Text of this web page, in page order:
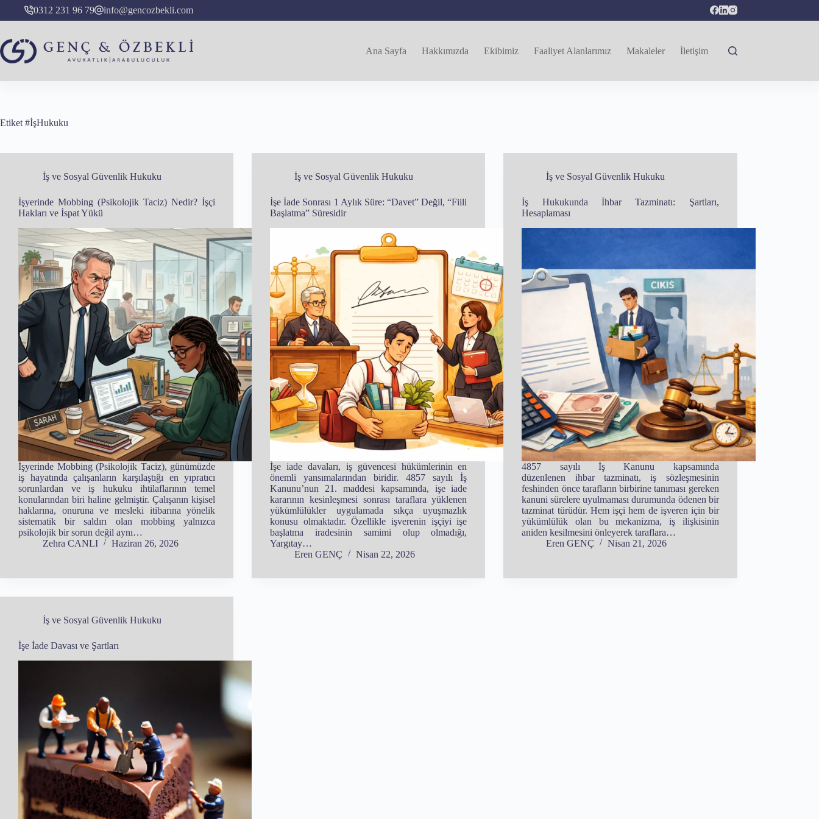
0312 231 96 79 info@gencozbekli.com
Ana Sayfa Hakkımızda Ekibimiz Faaliyet Alanlarımız Makaleler İletişim
Etiket #İşHukuku
İş ve Sosyal Güvenlik Hukuku
İşyerinde Mobbing (Psikolojik Taciz) Nedir? İşçi
Hakları ve İspat Yükü
İşyerinde Mobbing (Psikolojik Taciz), günümüzde
iş hayatında çalışanların karşılaştığı en yıpratıcı
sorunlardan ve iş hukuku ihtilaflarının temel
konularından biri haline gelmiştir. Çalışanın kişisel
haklarına, onuruna ve mesleki itibarına yönelik
sistematik bir saldırı olan mobbing yalnızca
psikolojik bir sorun değil aynı…
Zehra CANLI
Haziran 26, 2026
İş ve Sosyal Güvenlik Hukuku
İşe İade Sonrası 1 Aylık Süre: “Davet” Değil, “Fiili
Başlatma” Süresidir
İşe iade davaları, iş güvencesi hükümlerinin en
önemli yansımalarından biridir. 4857 sayılı İş
Kanunu’nun 21. maddesi kapsamında, işe iade
kararının kesinleşmesi sonrası taraflara yüklenen
yükümlülükler uygulamada sıkça uyuşmazlık
konusu olmaktadır. Özellikle işverenin işçiyi işe
başlatma iradesinin samimi olup olmadığı,
Yargıtay…
Eren GENÇ
Nisan 22, 2026
İş ve Sosyal Güvenlik Hukuku
İş Hukukunda İhbar Tazminatı: Şartları,
Hesaplaması
4857 sayılı İş Kanunu kapsamında
düzenlenen ihbar tazminatı, iş sözleşmesinin
feshinden önce tarafların birbirine tanıması gereken
kanuni sürelere uyulmaması durumunda ödenen bir
tazminat türüdür. Hem işçi hem de işveren için bir
yükümlülük olan bu mekanizma, iş ilişkisinin
aniden kesilmesini önleyerek taraflara…
Eren GENÇ
Nisan 21, 2026
İş ve Sosyal Güvenlik Hukuku
İşe İade Davası ve Şartları